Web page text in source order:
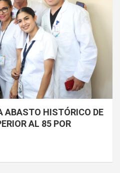
ABASTO HISTÓRICO DE
AL 85 POR